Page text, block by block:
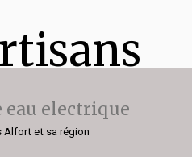
eau electrique
Alfort et sa région